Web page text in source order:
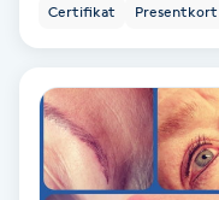
Hyaluronsyra
Hyperhidros
Certifikat Presentkort